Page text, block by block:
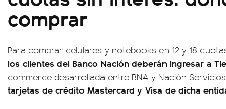
comprar
Para comprar celulares y notebooks en 12 y 18
los clientes del Banco Nación deberán ingresar a
commerce desarrollada entre BNA y Nación
tarjetas de crédito Mastercard y Visa de dicha